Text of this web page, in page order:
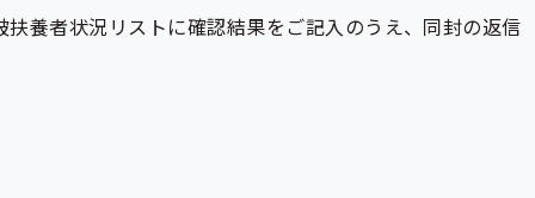
養者状況リストに確認結果をご記入のうえ、同封の返信